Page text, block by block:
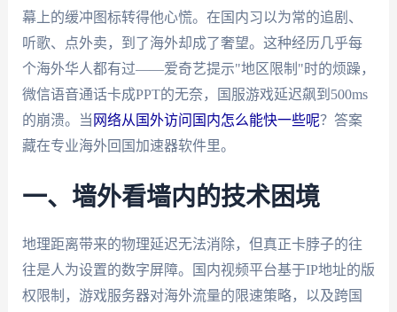
幕上的缓冲图标转得他心慌。在国内习以为常的追剧、
听歌、点外卖，到了海外却成了奢望。这种经历几乎每
个海外华人都有过——爱奇艺提示"地区限制"时的烦躁，
微信语音通话卡成PPT的无奈，国服游戏延迟飙到500ms
的崩溃。当 网络从国外访问国内怎么能快一些呢？答案
藏在专业海外回国加速器软件里。
一、墙外看墙内的技术困境
地理距离带来的物理延迟无法消除，但真正卡脖子的往
往是人为设置的数字屏障。国内视频平台基于IP地址的版
权限制，游戏服务器对海外流量的限速策略，以及跨国